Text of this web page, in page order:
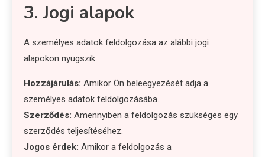
3. Jogi alapok
A személyes adatok feldolgozása az alábbi jogi
alapokon nyugszik:
Hozzájárulás: Amikor Ön beleegyezését adja a
személyes adatok feldolgozásába.
Szerződés: Amennyiben a feldolgozás szükséges egy
szerződés teljesítéséhez.
Jogos érdek: Amikor a feldolgozás a